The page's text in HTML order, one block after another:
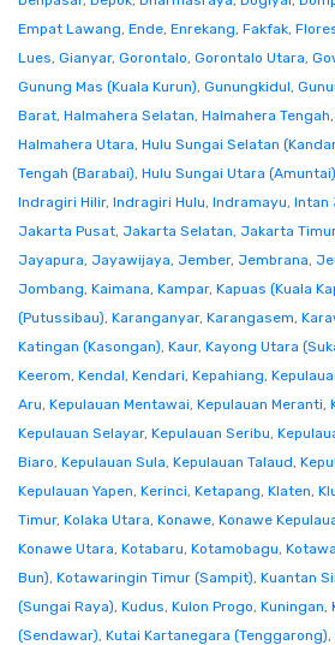
Empat Lawang, Ende, Enrekang, Fakfak,
Lues, Gianyar, Gorontalo, Gorontalo Utara,
Gunung Mas (Kuala Kurun), Gunungkidul,
Barat, Halmahera Selatan, Halmahera Tengah,
Halmahera Utara, Hulu Sungai Selatan
Tengah (Barabai), Hulu Sungai Utara (Amuntai)
Indragiri Hilir, Indragiri Hulu, Indramayu, Intan
Jakarta Pusat, Jakarta Selatan, Jakarta Timur
Jayapura, Jayawijaya, Jember, Jembrana,
Jombang, Kaimana, Kampar, Kapuas (Kuala
(Putussibau), Karanganyar, Karangasem,
Katingan (Kasongan), Kaur, Kayong Utara
Keerom, Kendal, Kendari, Kepahiang,
Aru, Kepulauan Mentawai, Kepulauan Meranti,
Kepulauan Selayar, Kepulauan Seribu,
Biaro, Kepulauan Sula, Kepulauan Talaud,
Kepulauan Yapen, Kerinci, Ketapang, Klaten,
Timur, Kolaka Utara, Konawe, Konawe
Konawe Utara, Kotabaru, Kotamobagu,
Bun), Kotawaringin Timur (Sampit), Kuantan
(Sungai Raya), Kudus, Kulon Progo, Kuningan,
(Sendawar), Kutai Kartanegara (Tenggarong),